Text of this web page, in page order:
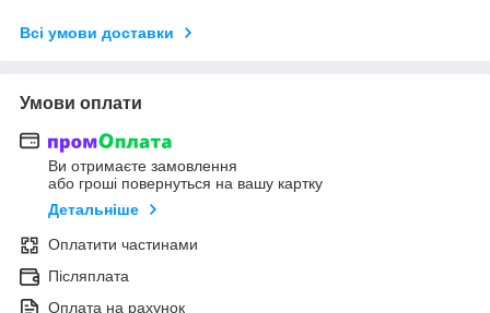
Всі умови доставки
Умови оплати
Ви отримаєте замовлення
або гроші повернуться на вашу картку
Детальніше
Оплатити частинами
Післяплата
Оплата на рахунок